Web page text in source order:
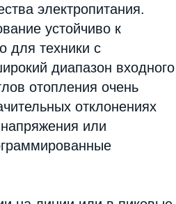
электропитания.
устойчиво к
для техники с
диапазон входного
отопления очень
отклонениях
или